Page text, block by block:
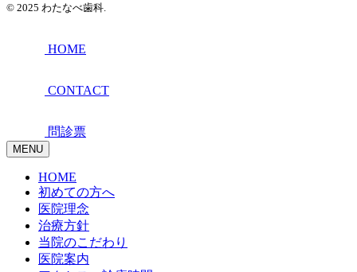
© 2025 わたなべ歯科.
HOME
CONTACT
問診票
MENU
HOME
初めての方へ
医院理念
治療方針
当院のこだわり
医院案内